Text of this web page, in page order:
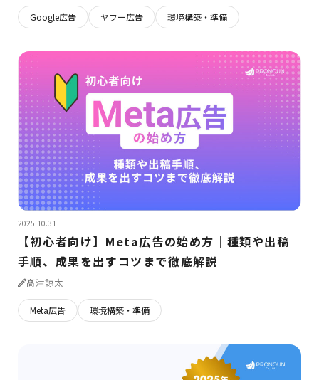
Google広告 ヤフー広告 環境構築・準備
2025.10.31
【初心者向け】Meta広告の始め方｜種類や出稿
手順、成果を出すコツまで徹底解説
髙津諒太
Meta広告 環境構築・準備